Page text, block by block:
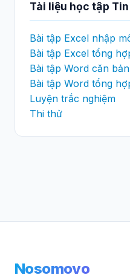
Tài liệu học tập
Bài tập Excel nhập
Bài tập Excel tổng
Bài tập Word căn bản
Bài tập Word tổng
Luyện trắc nghiệm
Thi thử
Nosomovo